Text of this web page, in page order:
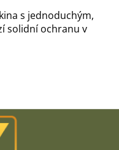
s jednoduchým,
solidní ochranu v